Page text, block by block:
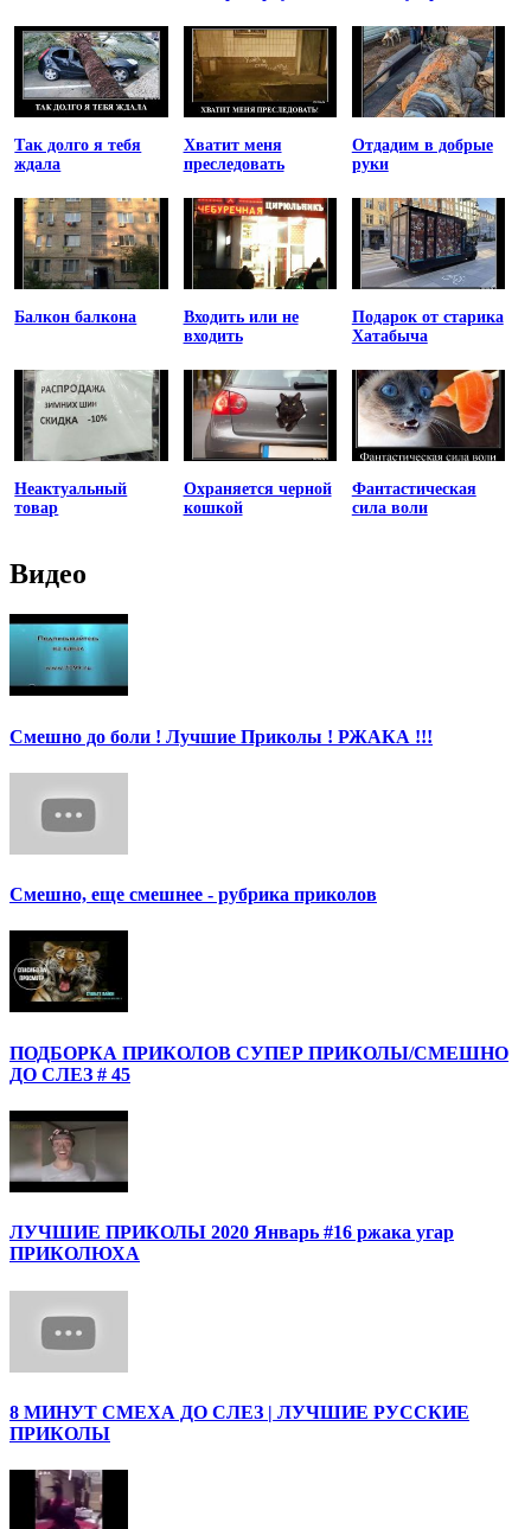
Так долго я тебя
ждала
Хватит меня
преследовать
Отдадим в добрые
руки
Балкон балкона
Входить или не
входить
Подарок от старика
Хатабыча
Неактуальный
товар
Охраняется черной
кошкой
Фантастическая
сила воли
Видео
Смешно до боли ! Лучшие Приколы ! РЖАКА !!!
Смешно, еще смешнее - рубрика приколов
ПОДБОРКА ПРИКОЛОВ СУПЕР ПРИКОЛЫ/СМЕШНО
ДО СЛЕЗ # 45
ЛУЧШИЕ ПРИКОЛЫ 2020 Январь #16 ржака угар
ПРИКОЛЮХА
8 МИНУТ СМЕХА ДО СЛЕЗ | ЛУЧШИЕ РУССКИЕ
ПРИКОЛЫ